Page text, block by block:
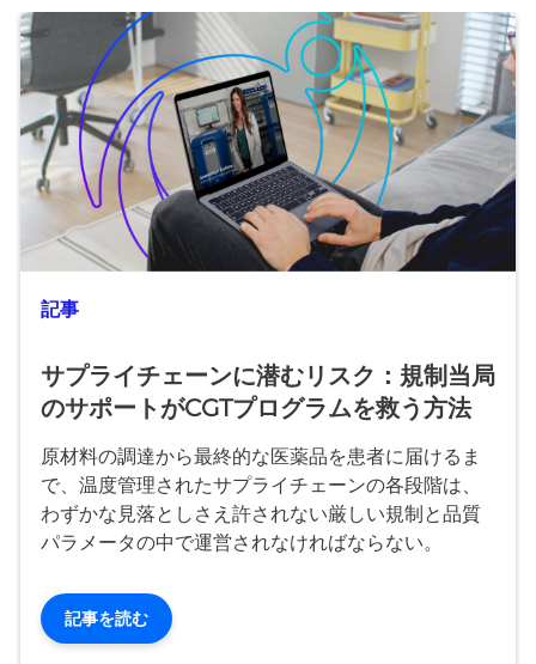
記事
サプライチェーンに潜むリスク：規制当局
のサポートがCGTプログラムを救う方法
原材料の調達から最終的な医薬品を患者に届けるま
で、温度管理されたサプライチェーンの各段階は、
わずかな見落としさえ許されない厳しい規制と品質
パラメータの中で運営されなければならない。
記事を読む